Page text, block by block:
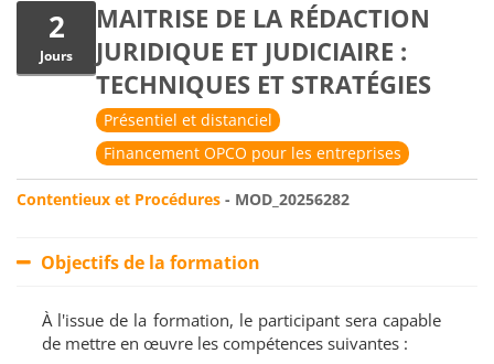
2
Jours
MAITRISE DE LA RÉDACTION
JURIDIQUE ET JUDICIAIRE :
TECHNIQUES ET STRATÉGIES
Présentiel et distanciel
Financement OPCO pour les entreprises
Contentieux et Procédures - MOD_20256282
Objectifs de la formation
À l'issue de la formation, le participant sera capable
de mettre en œuvre les compétences suivantes :